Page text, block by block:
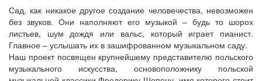
Сад, как никакое другое создание человечества, невозможен
без звуков. Они наполняют его музыкой – будь то шорох
листьев, шум дождя или вальс, который играет пианист.
Главное – услышать их в зашифрованном музыкальном саду.
Наш проект посвящен крупнейшему представителю польского
музыкального искусства, основоположнику польской